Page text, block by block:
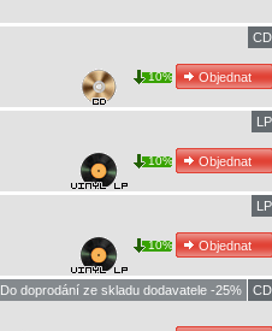
CD
10%
LP
10%
LP
10%
CD
Do doprodání ze skladu dodavatele -25%